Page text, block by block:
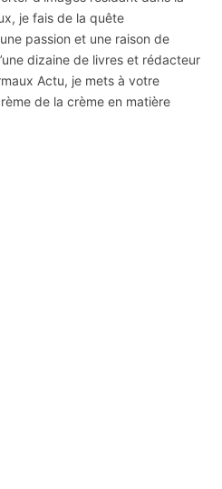
je fais de la quête
passion et une raison de
dizaine de livres et rédacteur
Actu, je mets à votre
de la crème en matière